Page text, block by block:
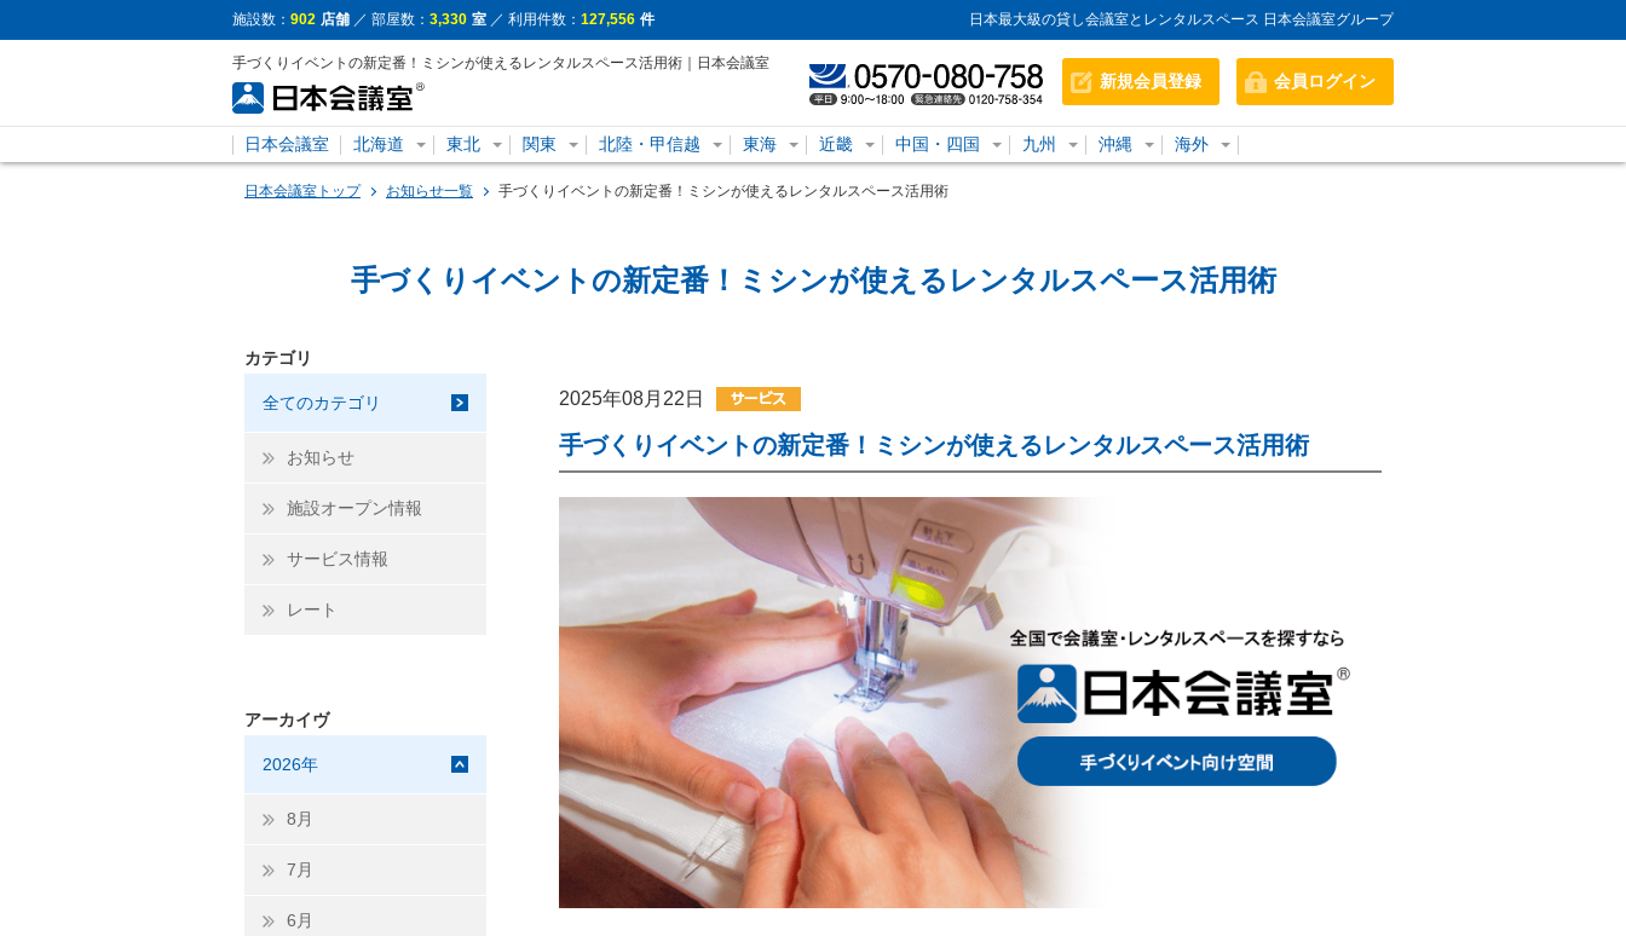
施設数： 902 店舗 ／ 部屋数： 3,330 室 ／ 利用件数： 127,556 件 日本最大級の貸し会議室とレンタルスペース 日本会議室グループ
手づくりイベントの新定番！ミシンが使えるレンタルスペース活用術｜日本会議室
新規会員登録 会員ログイン
日本会議室 北海道 東北 関東 北陸・甲信越 東海 近畿 中国・四国 九州 沖縄 海外
日本会議室トップ お知らせ一覧 手づくりイベントの新定番！ミシンが使えるレンタルスペース活用術
手づくりイベントの新定番！ミシンが使えるレンタルスペース活用術
カテゴリ
全てのカテゴリ
お知らせ
施設オープン情報
サービス情報
レート
アーカイヴ
2026年
8月
7月
6月
2025年08月22日
手づくりイベントの新定番！ミシンが使えるレンタルスペース活用術